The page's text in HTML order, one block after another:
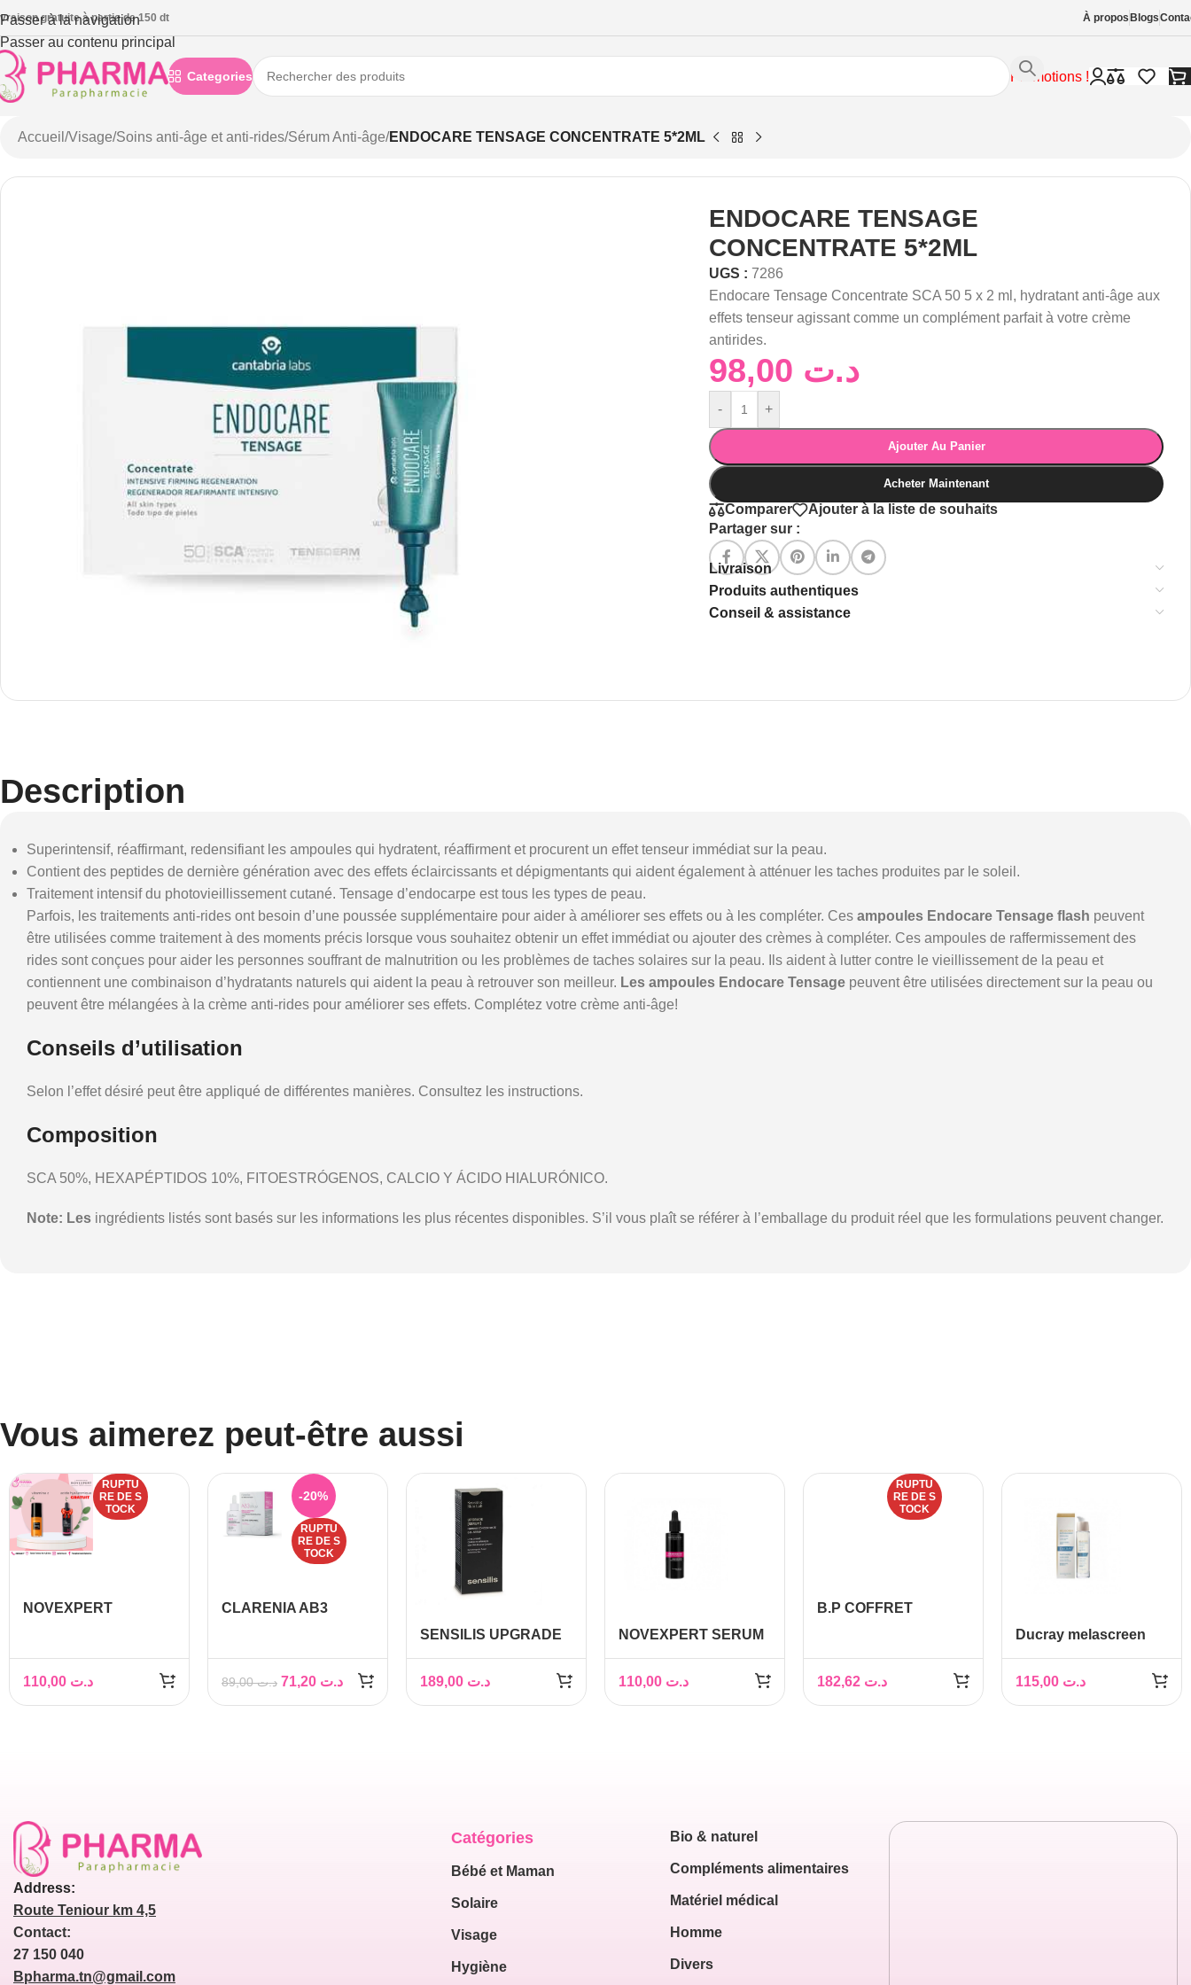
Passer à la navigation
Passer au contenu principal
gratuite à partie de 150 dt À propos Blogs
Categories Promotions !
Accueil /Visage/Soins anti-âge et anti-rides/Sérum Anti-âge/ENDOCARE TENSAGE CONCENTRATE 5*2ML
ENDOCARE TENSAGE
CONCENTRATE 5*2ML
UGS :7286
Endocare Tensage Concentrate SCA 50 5 x 2 ml, hydratant anti-âge aux
effets tenseur agissant comme un complément parfait à votre crème
antirides.
د.ت
- +
Ajouter Au Panier
Acheter Maintenant
Comparer
Ajouter à la liste de souhaits
Partager sur :
Livraison
Produits authentiques
Conseil & assistance
Description
Superintensif, réaffirmant, redensifiant les ampoules qui hydratent, réaffirment et procurent un effet tenseur immédiat sur la peau.
Contient des peptides de dernière génération avec des effets éclaircissants et dépigmentants qui aident également à atténuer les taches produites par le soleil.
Traitement intensif du photovieillissement cutané. Tensage d’endocarpe est tous les types de peau.
Parfois, les traitements anti-rides ont besoin d’une poussée supplémentaire pour aider à améliorer ses effets ou à les compléter. Ces ampoules Endocare Tensage flash peuvent
être utilisées comme traitement à des moments précis lorsque vous souhaitez obtenir un effet immédiat ou ajouter des crèmes à compléter. Ces ampoules de raffermissement des
rides sont conçues pour aider les personnes souffrant de malnutrition ou les problèmes de taches solaires sur la peau.
Ils aident à lutter contre le vieillissement de la peau et
contiennent une combinaison d’hydratants naturels qui aident la peau à retrouver son meilleur. Les ampoules Endocare Tensage peuvent être utilisées directement sur la peau ou
peuvent être mélangées à la crème anti-rides pour améliorer ses effets. Complétez votre crème anti-âge!
Conseils d’utilisation
Selon l’effet désiré peut être appliqué de différentes manières. Consultez les instructions.
Composition
SCA 50%, HEXAPÉPTIDOS 10%, FITOESTRÓGENOS, CALCIO Y ÁCIDO HIALURÓNICO.
Note: Les ingrédients listés sont basés sur les informations les plus récentes disponibles. S’il vous plaît se référer à l’emballage du produit réel que les formulations peuvent changer.
Vous aimerez peut-être aussi
RUPTU
RE DE S
TOCK
NOVEXPERT
OFFERTد.ت
-20%
RUPTU
RE DE S
TOCK
CLARENIA AB3
د.ت89,00 د.ت
SENSILIS UPGRADE
30ML
د.ت
NOVEXPERT SERUM
HYALURONIQUE
30ML
د.ت
RUPTU
RE DE S
TOCK
B.P COFFRET
د.ت
Ducray melascreen
photo-vieillissement
30 ml
د.ت
Address:
Route Teniour km 4,5
Contact:
27 150 040
Bpharma.tn@gmail.com
Catégories
Bébé et Maman
Solaire
Visage
Hygiène
Bio & naturel
Compléments alimentaires
Matériel médical
Homme
Divers